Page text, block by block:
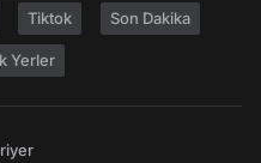
Tiktok Son Dakika
Yerler